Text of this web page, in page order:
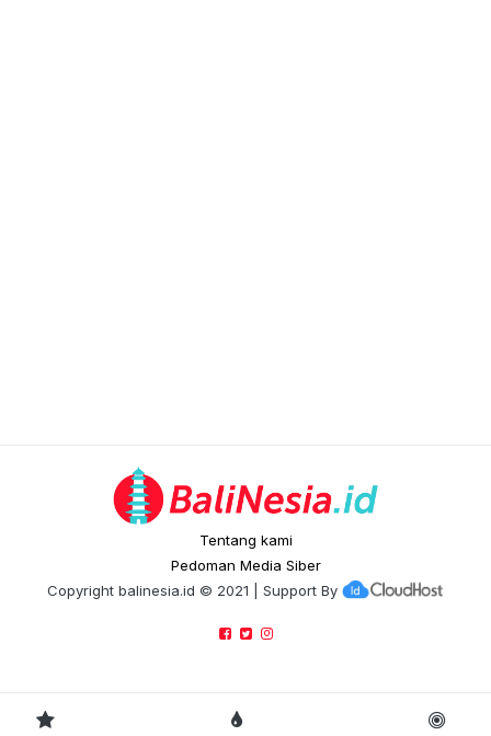
Tentang kami
Pedoman Media Siber
Copyright balinesia.id © 2021 | Support By